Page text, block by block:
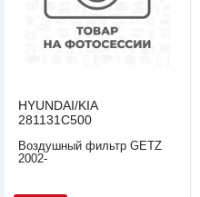
HYUNDAI/KIA
281131C500
Воздушный фильтр GETZ
2002-